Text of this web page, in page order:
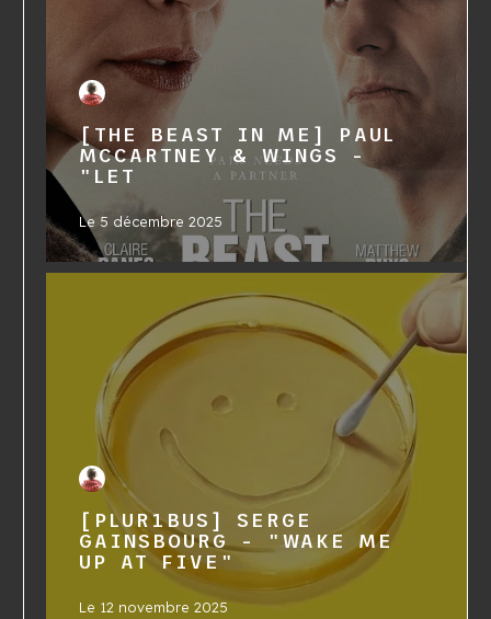
[THE BEAST IN ME] PAUL
MCCARTNEY & WINGS -
"LET
Le 5 décembre 2025
[PLUR1BUS] SERGE
GAINSBOURG - "WAKE ME
UP AT FIVE"
Le 12 novembre 2025